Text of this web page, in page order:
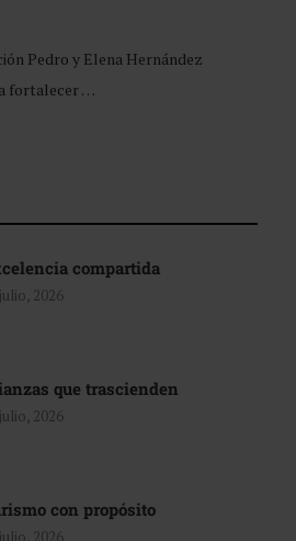
Pedro y Elena Hernández
fortalecer …
compartida
2026
que trascienden
2026
con propósito
2026